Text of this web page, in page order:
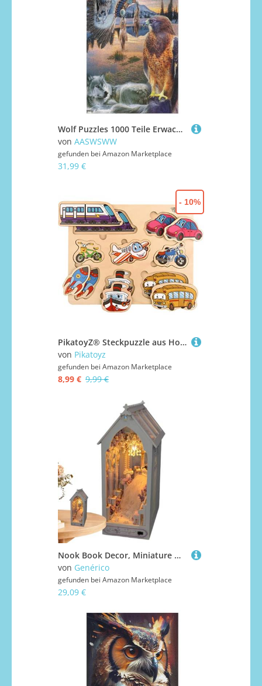
Wolf Puzzles 1000 Teile Erwachsener Kniffel Spaß Für Die Ganze Familie, Holzpuzzle Kinder Erwachsene, Impossible Puzzle Schwer （78×53cm）
von AASWSWW
gefunden bei Amazon Marketplace
31,99 €
PikatoyZ® Steckpuzzle aus Holz ab 1 Jahr, 2 und 3 Jahre – Montessori Kinderpuzzle mit Transportmitteln – Lernspielzeug für Jungen und Mädchen
von Pikatoyz
gefunden bei Amazon Marketplace
8,99 € 9,99 €
- 10%
Nook Book Decor, Miniature House Rechendes | Repräsentant für 3D-Puzzle aus Holz für Schreibtischregal, dekorative Bücherecke mit LED-Licht
von Genérico
gefunden bei Amazon Marketplace
29,09 €